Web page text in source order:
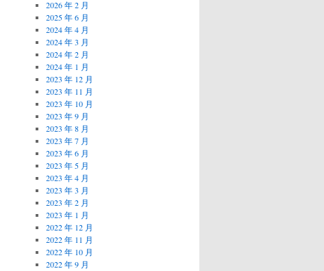
2026 年 2 月
2025 年 6 月
2024 年 4 月
2024 年 3 月
2024 年 2 月
2024 年 1 月
2023 年 12 月
2023 年 11 月
2023 年 10 月
2023 年 9 月
2023 年 8 月
2023 年 7 月
2023 年 6 月
2023 年 5 月
2023 年 4 月
2023 年 3 月
2023 年 2 月
2023 年 1 月
2022 年 12 月
2022 年 11 月
2022 年 10 月
2022 年 9 月